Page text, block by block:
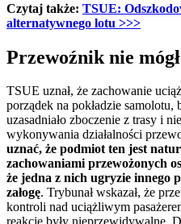
Czytaj także: TSUE:
alternatywnego lotu >>>
Przewoźnik nie
TSUE uznał, że zachowanie
porządek na pokładzie samolotu,
uzasadniało zboczenie z trasy i
wykonywania działalności
uznać, że podmiot ten jest
zachowaniami przewożonych
że jedna z nich ugryzie innego
załogę. Trybunał wskazał, że
kontroli nad uciążliwym